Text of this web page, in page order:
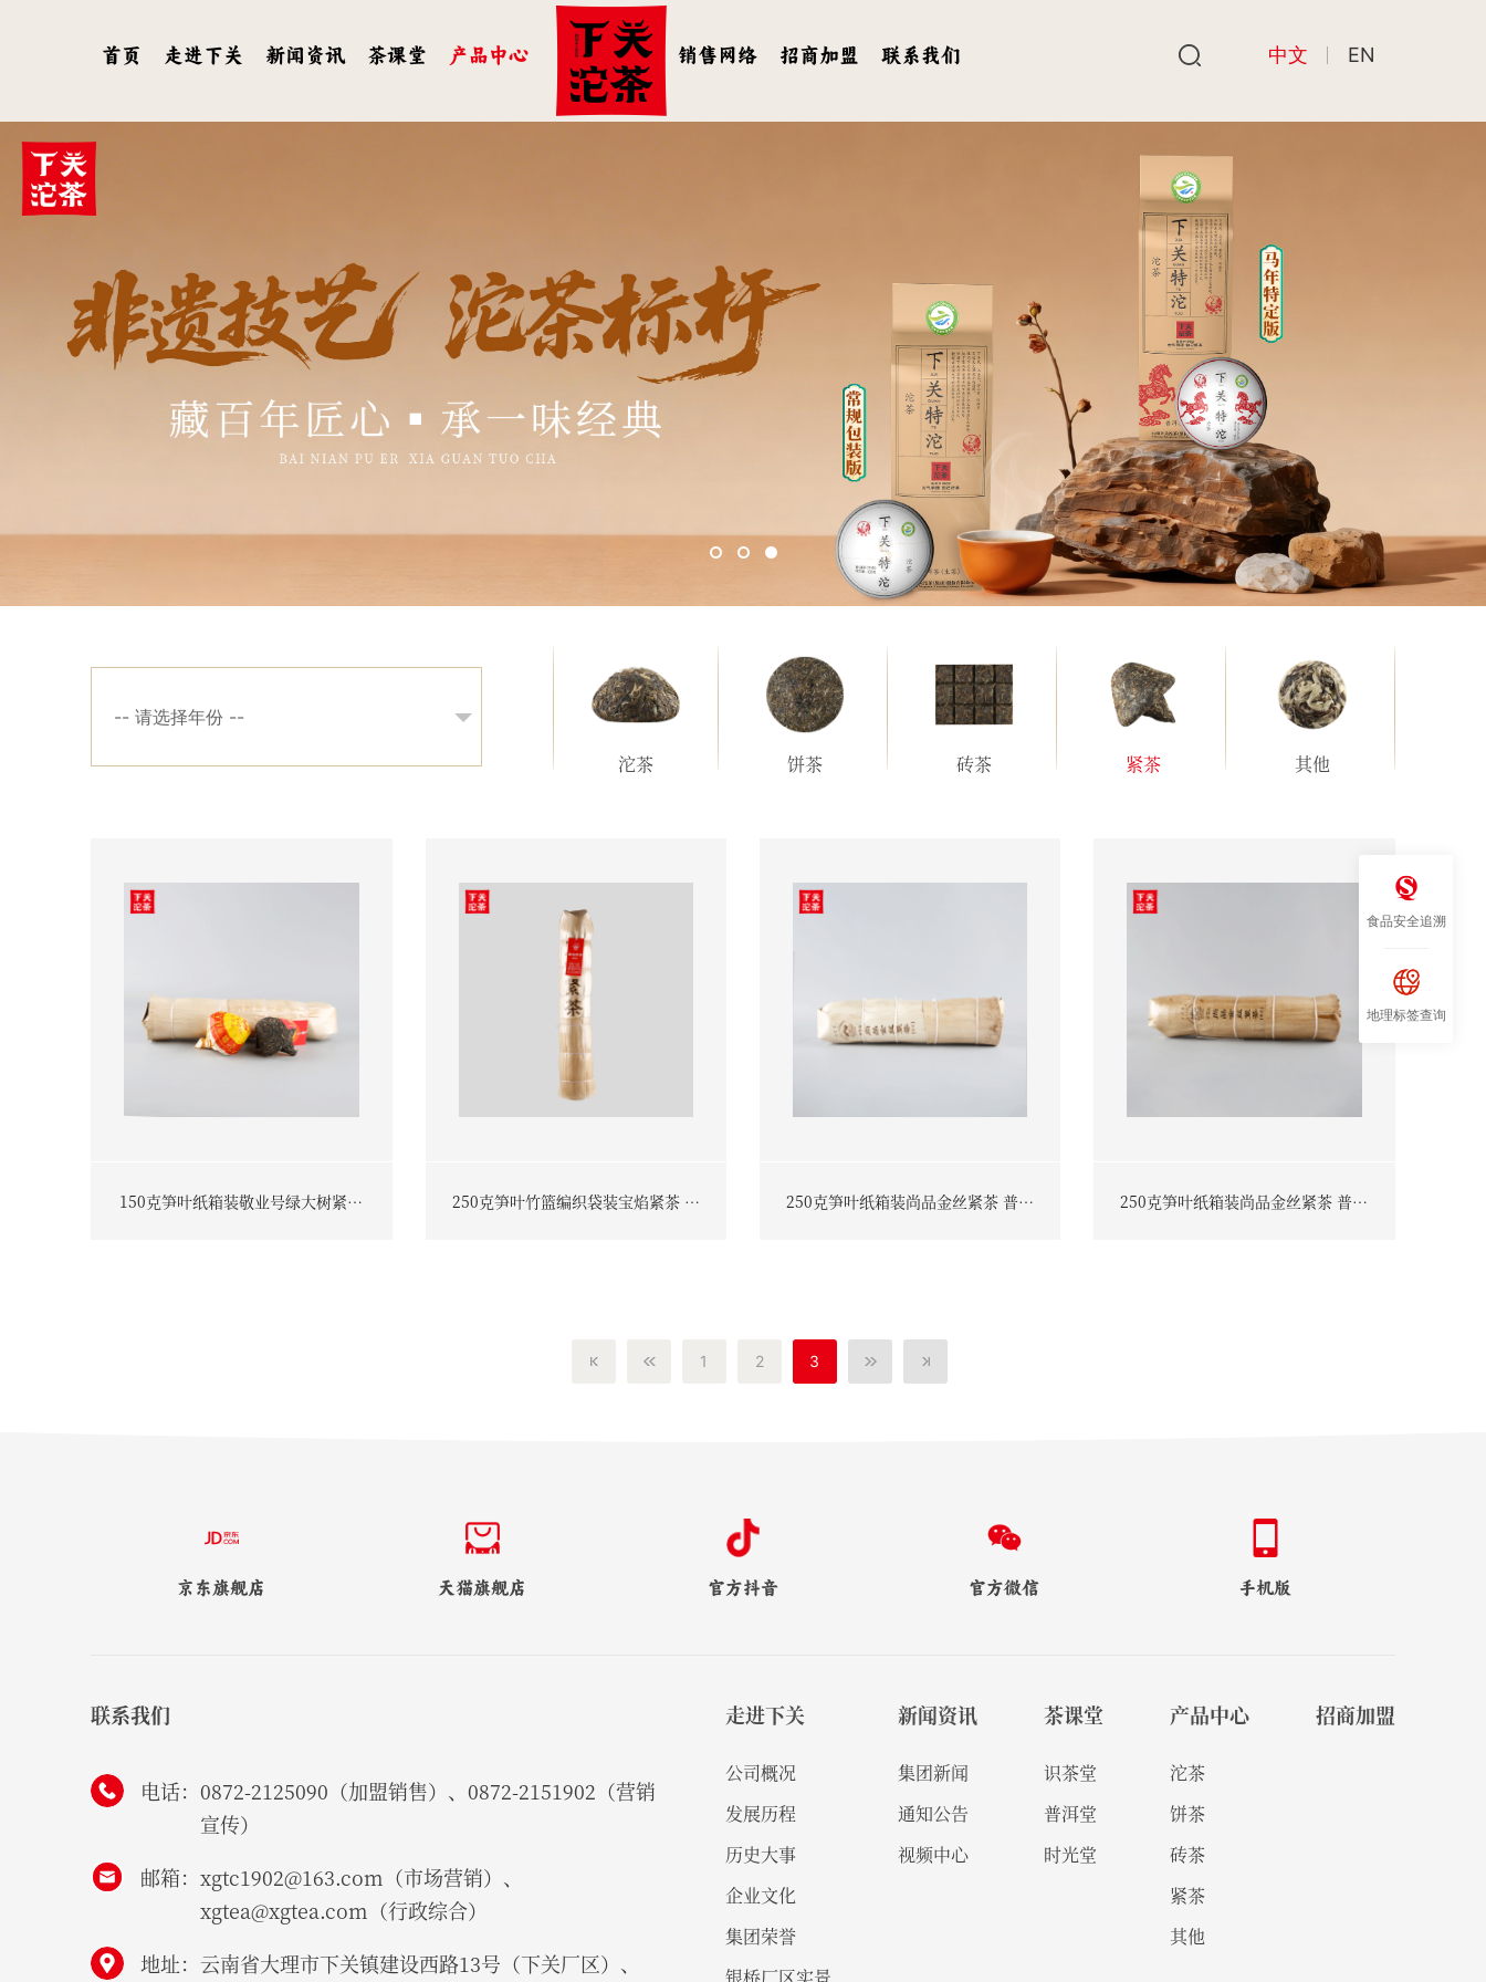
首页 走进下关 新闻资讯 茶课堂 产品中心 销售网络 招商加盟 联系我们 中文 EN
-- 请选择年份 --
沱茶 饼茶 砖茶 紧茶 其他
150克笋叶纸箱装敬业号绿大树紧茶 250克笋叶竹篮编织袋装宝焰紧茶 普 250克笋叶纸箱装尚品金丝紧茶 普洱 250克笋叶纸箱装尚品金丝紧茶 普洱
1 2 3
京东旗舰店 天猫旗舰店 官方抖音 官方微信 手机版
走进下关
公司概况
发展历程
历史大事
企业文化
集团荣誉
新闻资讯
集团新闻
通知公告
视频中心
茶课堂
识茶堂
普洱堂
时光堂
产品中心
沱茶
饼茶
砖茶
紧茶
其他
招商加盟
联系我们
电话：0872-2125090（加盟销售）、0872-2151902（营销
宣传）
邮箱：xgtc1902@163.com（市场营销）、
xgtea@xgtea.com（行政综合）
地址： 云南省大理市下关镇建设西路13号（下关厂区）、
食品安全追溯
地理标签查询